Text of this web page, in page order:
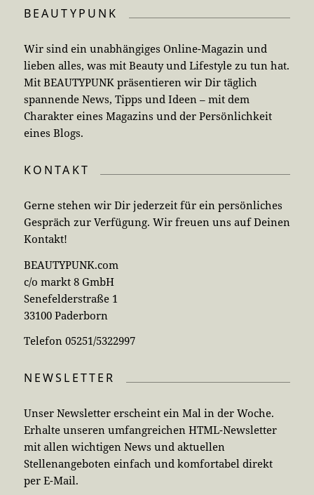
BEAUTYPUNK
Wir sind ein unabhängiges Online-Magazin und
lieben alles, was mit Beauty und Lifestyle zu tun hat.
Mit BEAUTYPUNK präsentieren wir Dir täglich
spannende News, Tipps und Ideen – mit dem
Charakter eines Magazins und der Persönlichkeit
eines Blogs.
KONTAKT
Gerne stehen wir Dir jederzeit für ein persönliches
Gespräch zur Verfügung. Wir freuen uns auf Deinen
Kontakt!
BEAUTYPUNK.com
c/o markt 8 GmbH
Senefelderstraße 1
33100 Paderborn
Telefon 05251/5322997
NEWSLETTER
Unser Newsletter erscheint ein Mal in der Woche.
Erhalte unseren umfangreichen HTML-Newsletter
mit allen wichtigen News und aktuellen
Stellenangeboten einfach und komfortabel direkt
per E-Mail.